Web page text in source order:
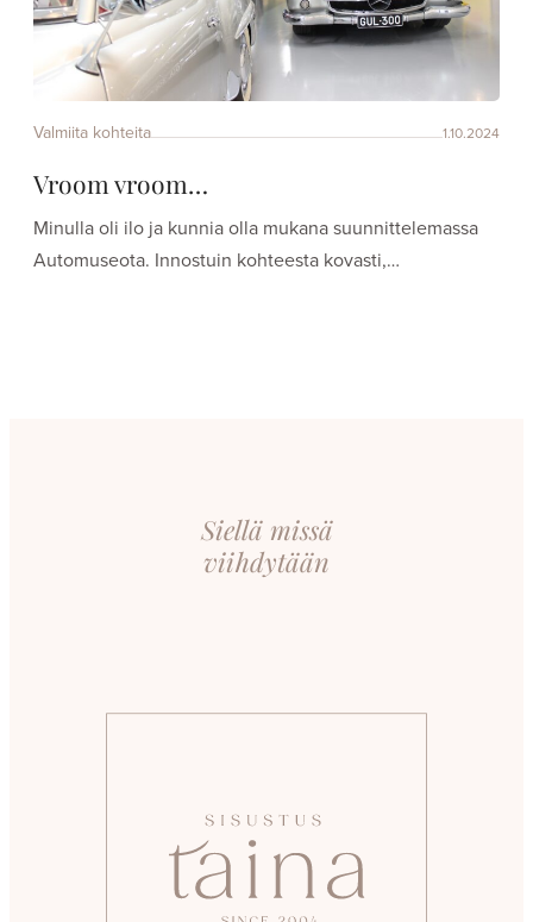
Valmiita kohteita 1.10.2024
Vroom vroom…
Minulla oli ilo ja kunnia olla mukana suunnittelemassa
Automuseota. Innostuin kohteesta kovasti,…
Siellä missä
viihdytään